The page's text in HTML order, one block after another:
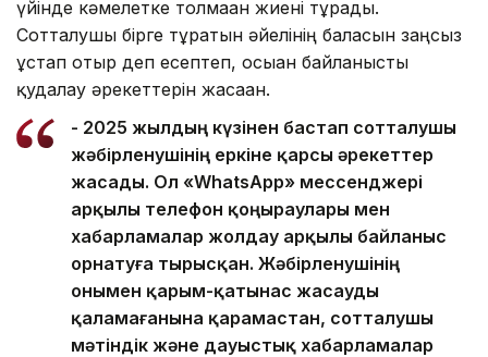
үйінде кәмелетке толмаған жиені тұрады.
Сотталушы бірге тұратын әйелінің баласын заңсыз
ұстап отыр деп есептеп, осыған байланысты
қудалау әрекеттерін жасаған.
- 2025 жылдың күзінен бастап сотталушы
жәбірленушінің еркіне қарсы әрекеттер
жасады. Ол «WhatsApp» мессенджері
арқылы телефон қоңыраулары мен
хабарламалар жолдау арқылы байланыс
орнатуға тырысқан. Жәбірленушінің
онымен қарым-қатынас жасауды
қаламағанына қарамастан, сотталушы
мәтіндік және дауыстық хабарламалар